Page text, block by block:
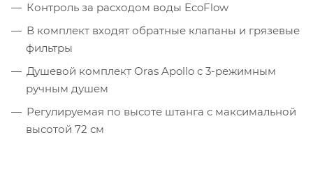
Контроль за расходом воды EcoFlow
В комплект входят обратные клапаны и грязевые
фильтры
Душевой комплект Oras Apollo с 3-режимным
ручным душем
Регулируемая по высоте штанга с максимальной
высотой 72 см